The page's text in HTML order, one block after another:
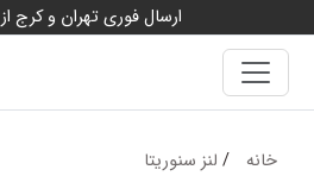
ارسال فوری تهران و کرج از
خانه / لنز سنوریتا